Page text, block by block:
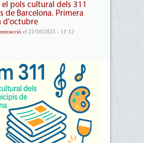
el pols cultural dels 311
de Barcelona. Primera
d'octubre
el 22/10/2025 - 11:12